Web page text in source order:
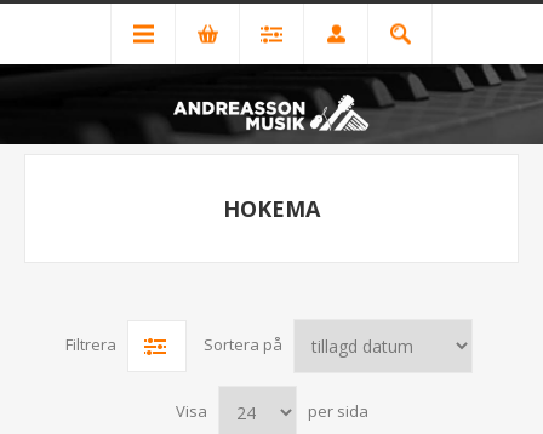
HOKEMA
Filtrera Sortera på
Visa per sida